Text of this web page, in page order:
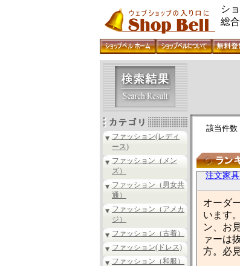
シ
総
ファッション(レディ
ース)
ファッション（メン
ズ）
ファッション（男女共
通）
ファッション（アメカ
ジ）
ファッション（古着）
ファッション(ドレス)
ファッション（和服）
該当件数
注文家
オーダ
います
ン、お
ァーは
方。必